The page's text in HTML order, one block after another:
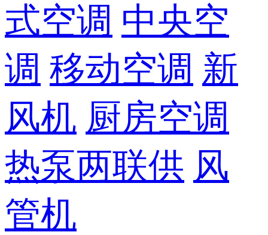
式空调 中央空
调 移动空调 新
风机 厨房空调
热泵两联供 风
管机